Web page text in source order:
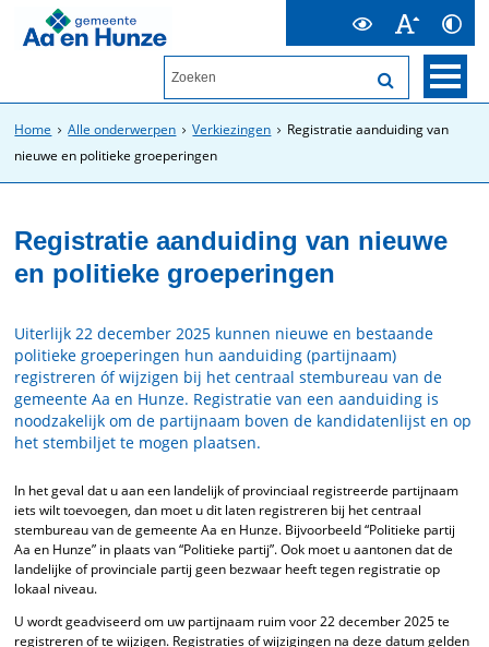
Home Alle onderwerpen Verkiezingen
Registratie aanduiding van
nieuwe en politieke groeperingen
Registratie aanduiding van nieuwe
en politieke groeperingen
Uiterlijk 22 december 2025 kunnen nieuwe en bestaande
politieke groeperingen hun aanduiding (partijnaam)
registreren óf wijzigen bij het centraal stembureau van de
gemeente Aa en Hunze. Registratie van een aanduiding is
noodzakelijk om de partijnaam boven de kandidatenlijst en op
het stembiljet te mogen plaatsen.
In het geval dat u aan een landelijk of provinciaal registreerde partijnaam
iets wilt toevoegen, dan moet u dit laten registreren bij het centraal
stembureau van de gemeente Aa en Hunze. Bijvoorbeeld “Politieke partij
Aa en Hunze” in plaats van “Politieke partij”. Ook moet u aantonen dat de
landelijke of provinciale partij geen bezwaar heeft tegen registratie op
lokaal niveau.
U wordt geadviseerd om uw partijnaam ruim voor 22 december 2025 te
registreren of te wijzigen. Registraties of wijzigingen na deze datum gelden